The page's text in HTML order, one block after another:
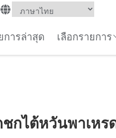
การล่าสุด เลือกรายการ
กไต้หวันพาเหร